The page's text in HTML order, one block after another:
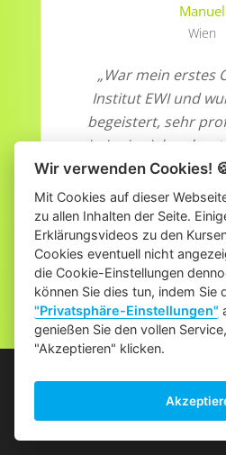
Manuel
Wien
„War mein erstes
Institut EWI und
begeistert, sehr
irsinnig viel gerlernt.
0660/
Wir sind von 8 -
Wir verwenden Cookies!
Mit Cookies auf dieser
zu allen Inhalten der Seite.
Erklärungsvideos zu den
Cookies eventuell nicht
die Cookie-Einstellungen
können Sie dies tun, indem Sie
"Privatsphäre-Einstellungen"
genießen Sie den vollen
"Akzeptieren" klicken.